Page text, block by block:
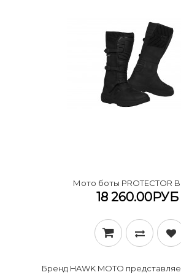
Мото боты PROTECTOR
18 260.00РУБ
Бренд HAWK MOTO